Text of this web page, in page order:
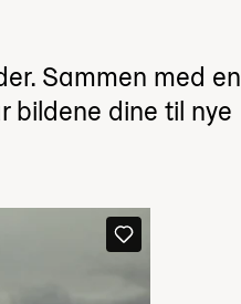
Sammen med en
bildene dine til nye